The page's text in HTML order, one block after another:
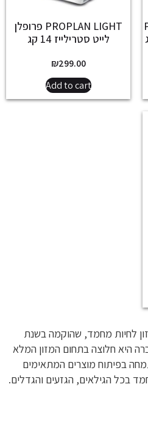
PROPLAN LIGHT פרופלן
לייט סטרילייז 14 קג
₪299.00
Add to cart
לחיות מחמד, שהוקמה בשנת
היא חלוצה בתחום המזון המלא
בפיתוח מוצרים המתאימים
בכל הגילאים, הגזעים והגדלים.